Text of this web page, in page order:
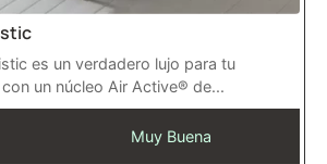
es un verdadero lujo para tu
un núcleo Air Active® de...
Muy Buena